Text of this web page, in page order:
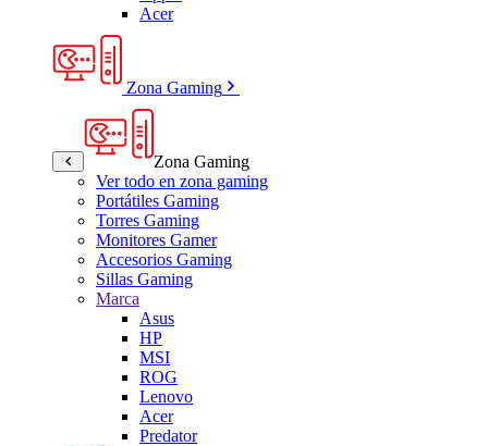
Acer
Zona Gaming
Zona Gaming
Ver todo en zona gaming
Portátiles Gaming
Torres Gaming
Monitores Gamer
Accesorios Gaming
Sillas Gaming
Marca
Asus
HP
MSI
ROG
Lenovo
Acer
Predator